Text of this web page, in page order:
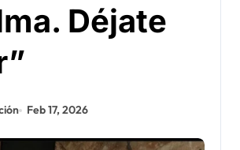
Déjate
Feb 17, 2026